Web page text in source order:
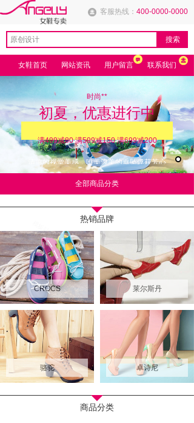
客服热线： 400-0000-0000
搜索
女鞋首页 网站资讯 用户留言 联系我们
时尚**
初夏，优惠进行中
满499减80 满599减150 满699减200
清凉的视觉美感，唯美浪美的垂坠俘获芳心
全部商品分类
热销品牌
莱尔斯丹
CROCS
卓诗尼
骆驼
商品分类